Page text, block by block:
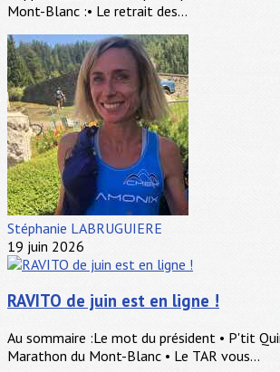
Mont-Blanc :• Le retrait des...
Stéphanie LABRUGUIERE
19 juin 2026
RAVITO de juin est en ligne !
Au sommaire :Le mot du président • P'tit
Marathon du Mont-Blanc • Le TAR vous...